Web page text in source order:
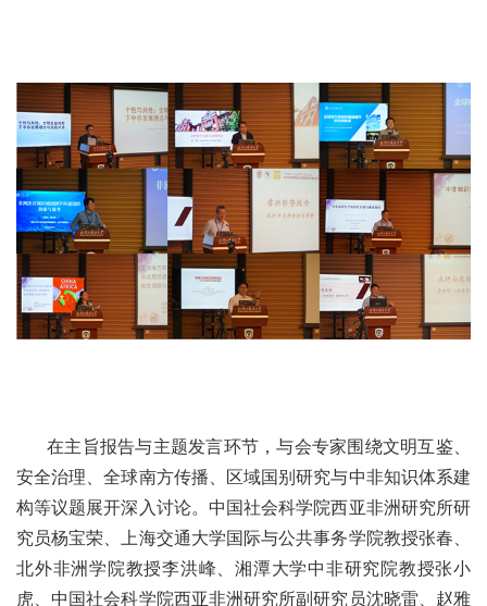
在主旨报告与主题发言环节，与会专家围绕文明互鉴、
安全治理、全球南方传播、区域国别研究与中非知识体系建
构等议题展开深入讨论。中国社会科学院西亚非洲研究所研
究员杨宝荣、上海交通大学国际与公共事务学院教授张春、
北外非洲学院教授李洪峰、湘潭大学中非研究院教授张小
虎、中国社会科学院西亚非洲研究所副研究员沈晓雷、赵雅